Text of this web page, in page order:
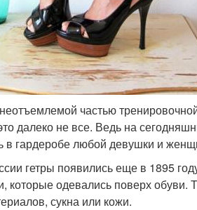
частью
далеко не все. Ведь на
в гардеробе любой девушки и
гетры появились еще в 1895
которые одевались поверх
сукна или кожи.